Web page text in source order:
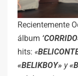
Recientemente
álbum
hits: «
«BELIKBOY» y